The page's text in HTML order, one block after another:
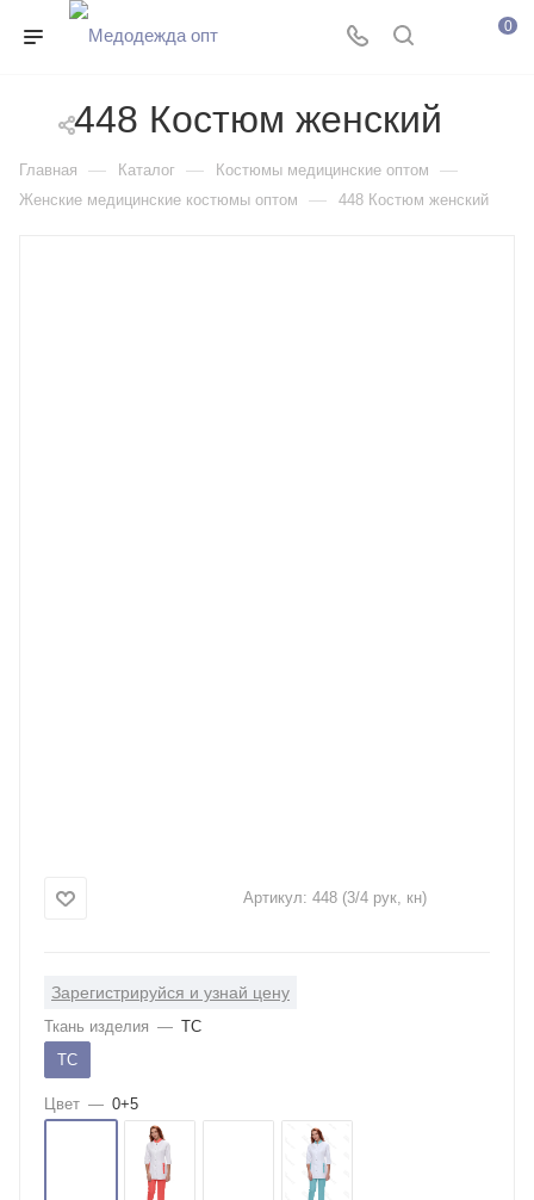
0
448 Костюм женский
Главная — Каталог — Костюмы медицинские оптом —
Женские медицинские костюмы оптом — 448 Костюм женский
Артикул: 448 (3/4 рук, кн)
Зарегистрируйся и узнай цену
Ткань изделия — ТС
ТС
Цвет — 0+5